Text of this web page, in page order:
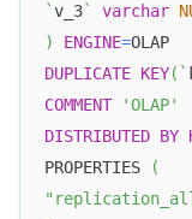
`v_3` varchar
)
ENGINE=OLAP
DUPLICATE KEY( `
COMMENT
'OLAP'
DISTRIBUTED BY
PROPERTIES
(